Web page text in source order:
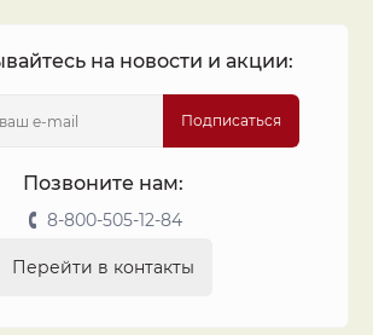
на новости и акции:
Подписаться
Позвоните нам:
8-800-505-12-84
Перейти в контакты